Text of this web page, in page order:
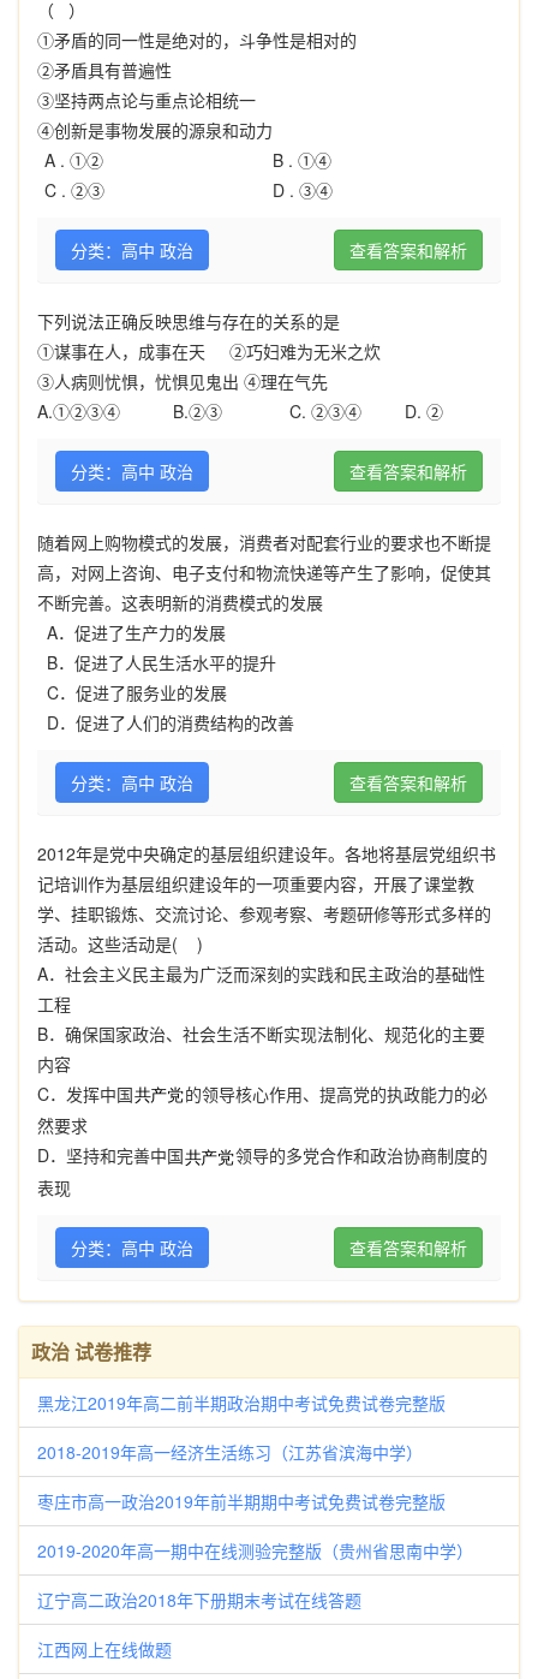
（ ）
①矛盾的同一性是绝对的，斗争性是相对的
②矛盾具有普遍性
③坚持两点论与重点论相统一
④创新是事物发展的源泉和动力
A . ①② B . ①④
C . ②③ D . ③④
分类：高中 政治 查看答案和解析
下列说法正确反映思维与存在的关系的是
①谋事在人，成事在天
②巧妇难为无米之炊
③人病则忧惧，忧惧见鬼出 ④理在气先
A.①②③④ B.②③ C. ②③④ D. ②
分类：高中 政治 查看答案和解析
随着网上购物模式的发展，消费者对配套行业的要求也不断提
高，对网上咨询、电子支付和物流快递等产生了影响，促使其
不断完善。这表明新的消费模式的发展
A．促进了生产力的发展
B．促进了人民生活水平的提升
C．促进了服务业的发展
D．促进了人们的消费结构的改善
分类：高中 政治 查看答案和解析
2012年是党中央确定的基层组织建设年。各地将基层党组织书
记培训作为基层组织建设年的一项重要内容，开展了课堂教
学、挂职锻炼、交流讨论、参观考察、考题研修等形式多样的
活动。这些活动是( )
A．社会主义民主最为广泛而深刻的实践和民主政治的基础性
工程
B．确保国家政治、社会生活不断实现法制化、规范化的主要
内容
C．发挥中国
的领导核心作用、提高党的执政能力的必
然要求
D．坚持和完善中国
领导的多党合作和政治协商制度的
表现
分类：高中 政治 查看答案和解析
政治 试卷推荐
黑龙江2019年高二前半期政治期中考试免费试卷完整版
2018-2019年高一经济生活练习（江苏省滨海中学）
枣庄市高一政治2019年前半期期中考试免费试卷完整版
2019-2020年高一期中在线测验完整版（贵州省思南中学）
辽宁高二政治2018年下册期末考试在线答题
江西网上在线做题